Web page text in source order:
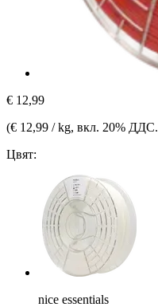
€ 12,99
(€ 12,99 / kg, вкл. 20% ДДС.
Цвят:
nice essentials